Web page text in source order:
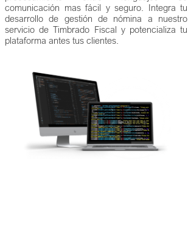
comunicación mas fácil y seguro. Integra tu
desarrollo de gestión de nómina a nuestro
servicio de Timbrado Fiscal y potencializa tu
plataforma antes tus clientes.